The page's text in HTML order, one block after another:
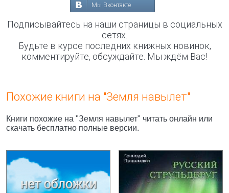
Мы Вконтакте
Подписывайтесь на наши страницы в социальных
сетях.
Будьте в курсе последних книжных новинок,
комментируйте, обсуждайте. Мы ждём Вас!
Похожие книги на "Земля навылет"
Книги похожие на "Земля навылет" читать онлайн или
скачать бесплатно полные версии.